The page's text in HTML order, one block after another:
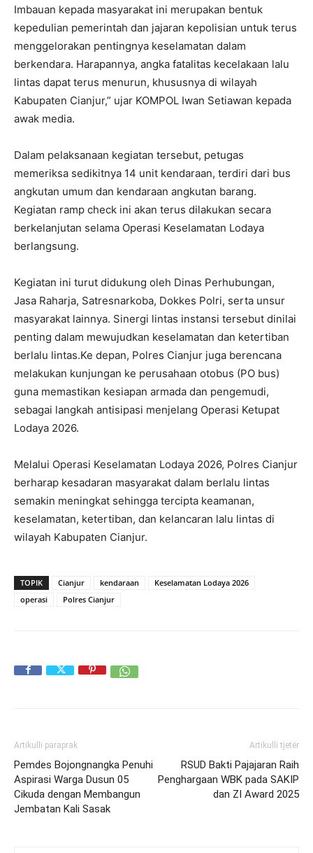
Imbauan kepada masyarakat ini merupakan bentuk
kepedulian pemerintah dan jajaran kepolisian untuk terus
menggelorakan pentingnya keselamatan dalam
berkendara. Harapannya, angka fatalitas kecelakaan lalu
lintas dapat terus menurun, khususnya di wilayah
Kabupaten Cianjur,” ujar KOMPOL Iwan Setiawan kepada
awak media.
Dalam pelaksanaan kegiatan tersebut, petugas
memeriksa sedikitnya 14 unit kendaraan, terdiri dari bus
angkutan umum dan kendaraan angkutan barang.
Kegiatan ramp check ini akan terus dilakukan secara
berkelanjutan selama Operasi Keselamatan Lodaya
berlangsung.
Kegiatan ini turut didukung oleh Dinas Perhubungan,
Jasa Raharja, Satresnarkoba, Dokkes Polri, serta unsur
masyarakat lainnya. Sinergi lintas instansi tersebut dinilai
penting dalam mewujudkan keselamatan dan ketertiban
berlalu lintas.Ke depan, Polres Cianjur juga berencana
melakukan kunjungan ke perusahaan otobus (PO bus)
guna memastikan kesiapan armada dan pengemudi,
sebagai langkah antisipasi menjelang Operasi Ketupat
Lodaya 2026.
Melalui Operasi Keselamatan Lodaya 2026, Polres Cianjur
berharap kesadaran masyarakat dalam berlalu lintas
semakin meningkat sehingga tercipta keamanan,
keselamatan, ketertiban, dan kelancaran lalu lintas di
wilayah Kabupaten Cianjur.
TOPIK Cianjur kendaraan
Keselamatan Lodaya 2026
operasi
Polres Cianjur
Artikulli paraprak
Pemdes Bojongnangka Penuhi
Aspirasi Warga Dusun 05
Cikuda dengan Membangun
Jembatan Kali Sasak
Artikulli tjetër
RSUD Bakti Pajajaran Raih
Penghargaan WBK pada SAKIP
dan ZI Award 2025